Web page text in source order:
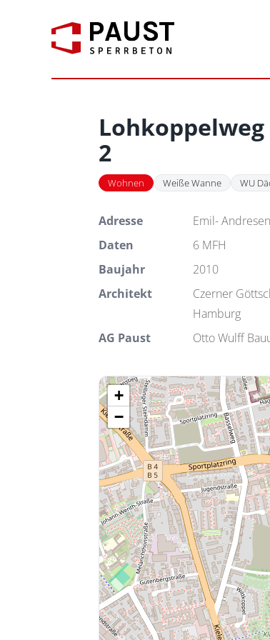
2
Wohnen Weiße Wanne WU
Adresse
Emil-
Daten
6 MFH
Baujahr
2010
Architekt
Czerner
Hamburg
AG Paust
Otto Wulff
+
−